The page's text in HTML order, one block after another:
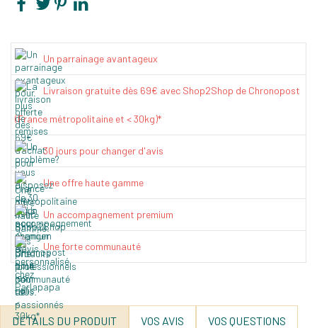
Un parrainage avantageux
Livraison gratuite dès 69€ avec Shop2Shop de Chronopost
(France métropolitaine et < 30kg)*
30 jours pour changer d'avis
Une offre haute gamme
Un accompagnement premium
Une forte communauté
DÉTAILS DU PRODUIT VOS AVIS VOS QUESTIONS